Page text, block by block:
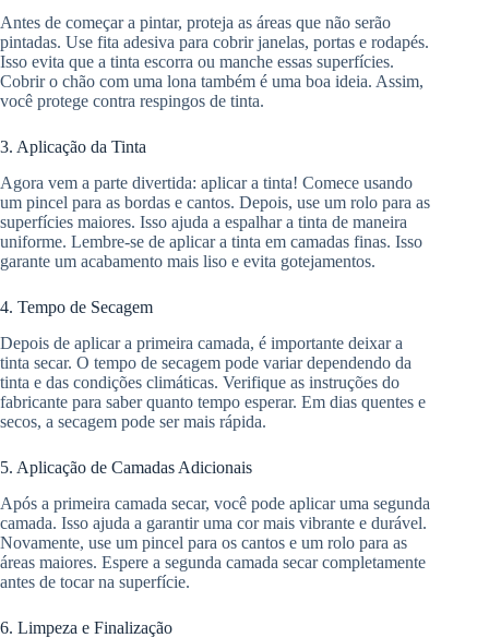
Antes de começar a pintar, proteja as áreas que não serão
pintadas. Use fita adesiva para cobrir janelas, portas e rodapés.
Isso evita que a tinta escorra ou manche essas superfícies.
Cobrir o chão com uma lona também é uma boa ideia. Assim,
você protege contra respingos de tinta.
3. Aplicação da Tinta
Agora vem a parte divertida: aplicar a tinta! Comece usando
um pincel para as bordas e cantos. Depois, use um rolo para as
superfícies maiores. Isso ajuda a espalhar a tinta de maneira
uniforme. Lembre-se de aplicar a tinta em camadas finas. Isso
garante um acabamento mais liso e evita gotejamentos.
4. Tempo de Secagem
Depois de aplicar a primeira camada, é importante deixar a
tinta secar. O tempo de secagem pode variar dependendo da
tinta e das condições climáticas. Verifique as instruções do
fabricante para saber quanto tempo esperar. Em dias quentes e
secos, a secagem pode ser mais rápida.
5. Aplicação de Camadas Adicionais
Após a primeira camada secar, você pode aplicar uma segunda
camada. Isso ajuda a garantir uma cor mais vibrante e durável.
Novamente, use um pincel para os cantos e um rolo para as
áreas maiores. Espere a segunda camada secar completamente
antes de tocar na superfície.
6. Limpeza e Finalização